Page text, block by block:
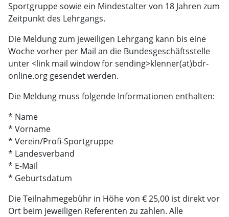
Sportgruppe sowie ein Mindestalter von 18 Jahren zum
Zeitpunkt des Lehrgangs.
Die Meldung zum jeweiligen Lehrgang kann bis eine
Woche vorher per Mail an die Bundesgeschäftsstelle
unter <link mail window for sending>klenner(at)bdr-
online.org gesendet werden.
Die Meldung muss folgende Informationen enthalten:
* Name
* Vorname
* Verein/Profi-Sportgruppe
* Landesverband
* E-Mail
* Geburtsdatum
Die Teilnahmegebühr in Höhe von € 25,00 ist direkt vor
Ort beim jeweiligen Referenten zu zahlen. Alle